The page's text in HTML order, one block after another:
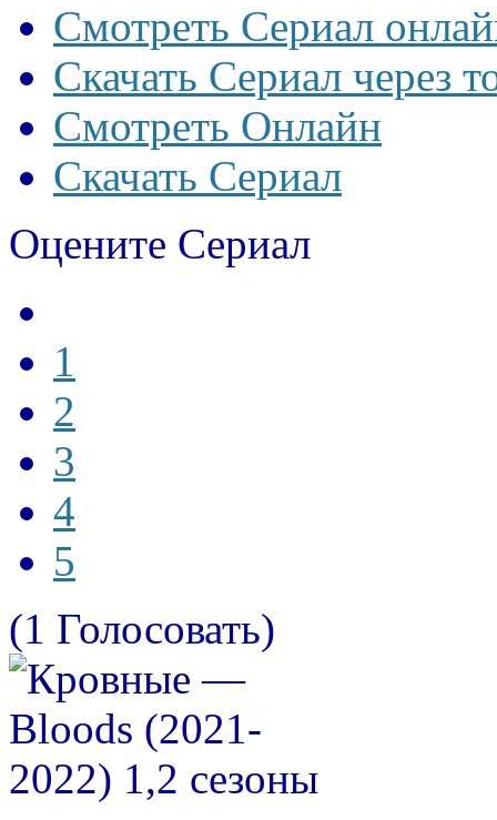
Смотреть Сериал
Скачать Сериал через
Смотреть Онлайн
Скачать Сериал
Оцените Сериал
1
2
3
4
5
(1 Голосовать)